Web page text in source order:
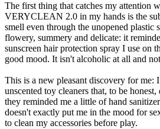
The first thing that catches my attention
VERYCLEAN 2.0 in my hands is the
smell even through the unopened plastic
flowery, summery and delicate: it
sunscreen hair protection spray I use on
good mood. It isn't alcoholic at all and
This is a new pleasant discovery for me:
unscented toy cleaners that, to be
they reminded me a little of hand
doesn't exactly put me in the mood for
to clean my accessories before play.